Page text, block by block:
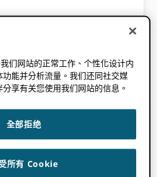
了。此帖子中包含的資訊
經理，Estelle Cheng，最近
、作者和學術期刊編輯，關
您自己嗎？
情報學系和研究生院攻讀博
江大學信息與圖書館學系的
们网站的正常工作、个性化设计内
能并分析流量。我们还同社交媒
享有关您使用我们网站的信息。
全部拒绝
所有 Cookie